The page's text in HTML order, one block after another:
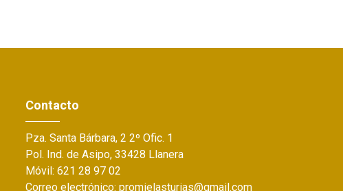
Contacto
Pza. Santa Bárbara, 2 2º Ofic. 1
Pol. Ind. de Asipo, 33428 Llanera
Móvil: 621 28 97 02
Correo electrónico: promielasturias@gmail.com